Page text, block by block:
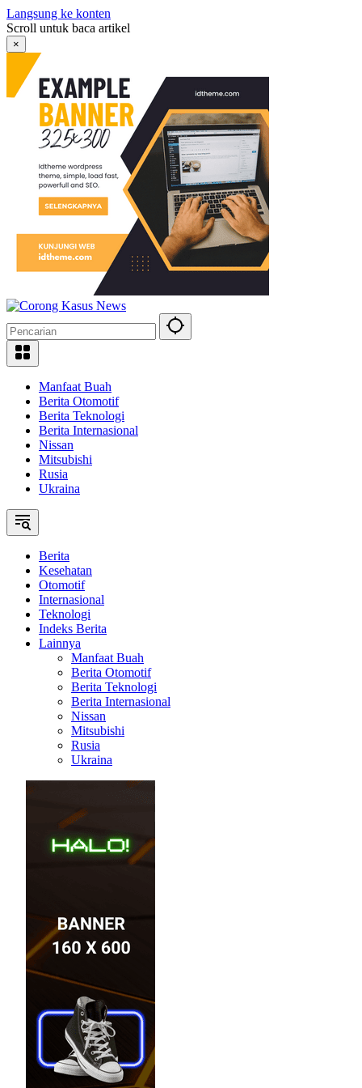
Langsung ke konten
Scroll untuk baca artikel
×
Manfaat Buah
Berita Otomotif
Berita Teknologi
Berita Internasional
Nissan
Mitsubishi
Rusia
Ukraina
Berita
Kesehatan
Otomotif
Internasional
Teknologi
Indeks Berita
Lainnya
Manfaat Buah
Berita Otomotif
Berita Teknologi
Berita Internasional
Nissan
Mitsubishi
Rusia
Ukraina